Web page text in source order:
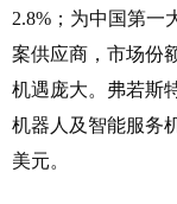
2.8%；为中国第一
案供应商，市场份
机遇庞大。弗若斯
机器人及智能服务
美元。